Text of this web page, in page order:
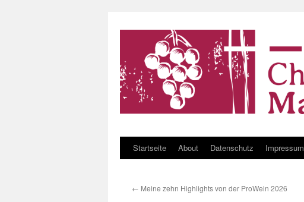
Zum Inhalt springen
Startseite About Datenschutz Impressum
← Meine zehn Highlights von der ProWein 2026